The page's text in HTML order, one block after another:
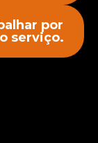
por
serviço.